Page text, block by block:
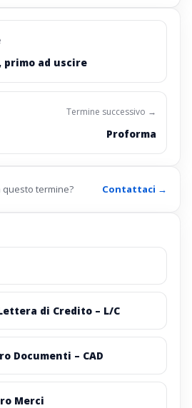
primo ad uscire
Termine successivo →
Proforma
questo termine? Contattaci →
di Credito – L/C
Documenti – CAD
Merci